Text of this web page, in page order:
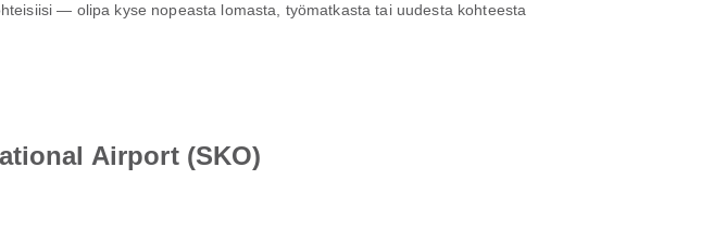
— olipa kyse nopeasta lomasta, työmatkasta tai uudesta kohteesta
Airport (SKO)